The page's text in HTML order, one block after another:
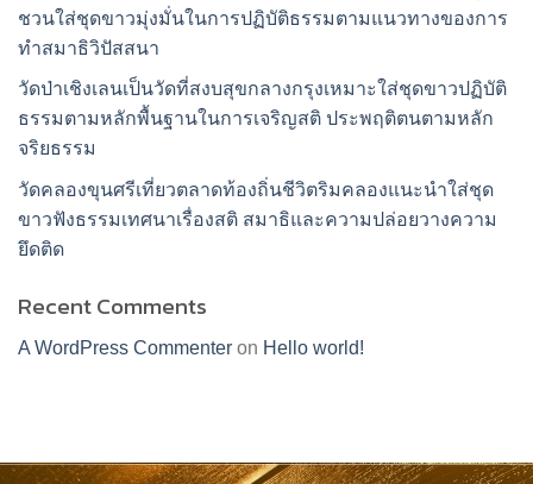
ชวนใส่ชุดขาวมุ่งมั่นในการปฏิบัติธรรมตามแนวทางของการ
ทำสมาธิวิปัสสนา
วัดป่าเชิงเลนเป็นวัดที่สงบสุขกลางกรุงเหมาะใส่ชุดขาวปฏิบัติ
ธรรมตามหลักพื้นฐานในการเจริญสติ ประพฤติตนตามหลัก
จริยธรรม
วัดคลองขุนศรีเที่ยวตลาดท้องถิ่นชีวิตริมคลองแนะนำใส่ชุด
ขาวฟังธรรมเทศนาเรื่องสติ สมาธิและความปล่อยวางความ
ยึดติด
Recent Comments
A WordPress Commenter on Hello world!